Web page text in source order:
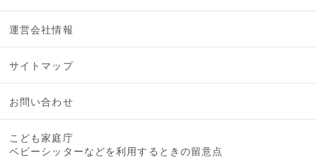
運営会社情報
サイトマップ
お問い合わせ
こども家庭庁
ベビーシッターなどを利用するときの留意点